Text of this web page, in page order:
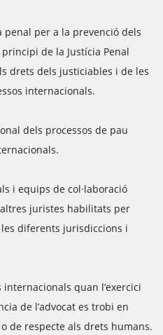
per a la prevenció dels
de la Justícia Penal
drets dels justiciables i de les
internacionals.
dels processos de pau
i equips de col·laboració
juristes habilitats per
diferents jurisdiccions i
internacionals quan l’exercici
de l’advocat es trobi en
de respecte als drets humans.